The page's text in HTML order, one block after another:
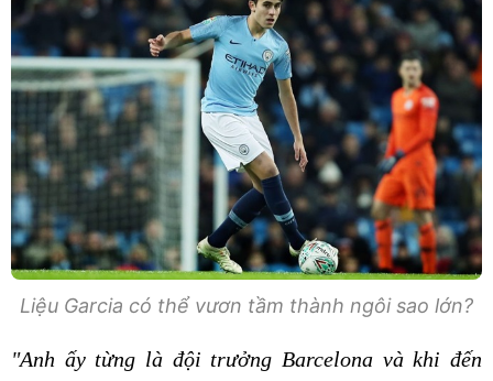
Liệu Garcia có thể vươn tầm thành ngôi sao lớn?
"Anh ấy từng là đội trưởng Barcelona và khi đến